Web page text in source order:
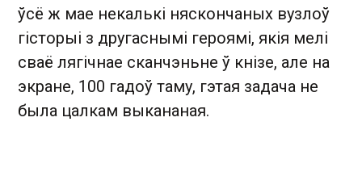
ўсё ж мае некалькі няскончаных вузлоў
гісторыі з другаснымі героямі, якія мелі
сваё лягічнае сканчэньне ў кнізе, але на
экране, 100 гадоў таму, гэтая задача не
была цалкам выкананая.